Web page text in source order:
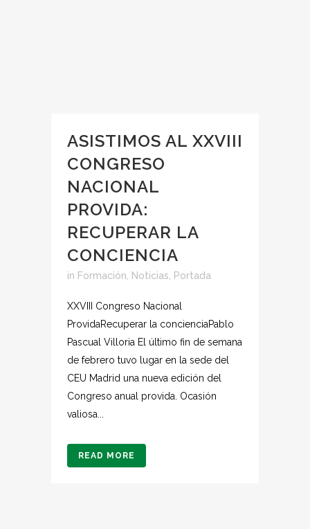
ASISTIMOS AL XXVIII
CONGRESO
NACIONAL
PROVIDA:
RECUPERAR LA
CONCIENCIA
in Formación Noticias Portada
XXVIII Congreso Nacional
ProvidaRecuperar la concienciaPablo
Pascual Villoria El último fin de semana
de febrero tuvo lugar en la sede del
CEU Madrid una nueva edición del
Congreso anual provida. Ocasión
valiosa...
READ MORE